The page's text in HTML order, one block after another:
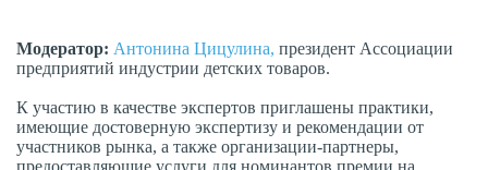
Модератор: Антонина Цицулина, президент Ассоциации
предприятий индустрии детских товаров.
К участию в качестве экспертов приглашены практики,
имеющие достоверную экспертизу и рекомендации от
участников рынка, а также организации-партнеры,
предоставляющие услуги для номинантов премии на